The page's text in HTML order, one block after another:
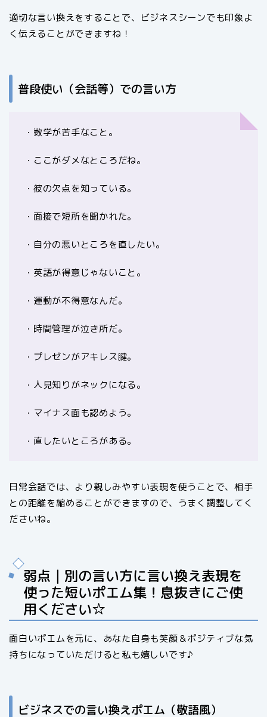
適切な言い換えをすることで、ビジネスシーンでも印象よ
く伝えることができますね！
普段使い（会話等）での言い方
・数学が苦手なこと。
・ここがダメなところだね。
・彼の欠点を知っている。
・面接で短所を聞かれた。
・自分の悪いところを直したい。
・英語が得意じゃないこと。
・運動が不得意なんだ。
・時間管理が泣き所だ。
・プレゼンがアキレス腱。
・人見知りがネックになる。
・マイナス面も認めよう。
・直したいところがある。
日常会話では、より親しみやすい表現を使うことで、相手
との距離を縮めることができますので、うまく調整してく
ださいね。
弱点｜別の言い方に言い換え表現を
使った短いポエム集！息抜きにご使
用ください☆
面白いポエムを元に、あなた自身も笑顔＆ポジティブな気
持ちになっていただけると私も嬉しいです♪
ビジネスでの言い換えポエム（敬語風）